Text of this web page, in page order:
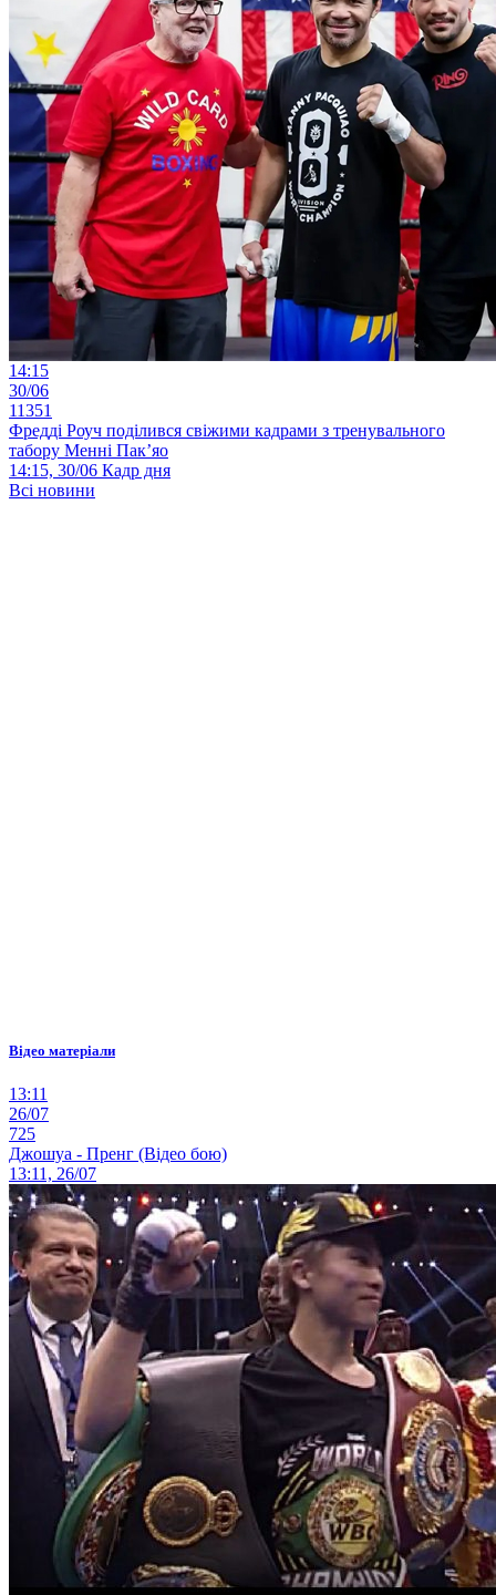
14:15
30/06
11351
Фредді Роуч поділився свіжими кадрами з тренувального
табору Менні Пак’яо
14:15, 30/06 Кадр дня
Всі новини
Відео матеріали
13:11
26/07
725
Джошуа - Пренг (Відео бою)
13:11, 26/07